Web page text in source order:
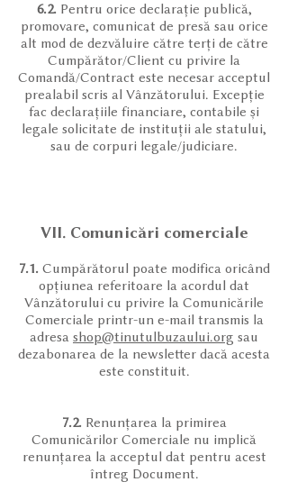
6.2. Pentru orice declarație publică,
promovare, comunicat de presă sau orice
alt mod de dezvăluire către terți de către
Cumpărător/Client cu privire la
Comandă/Contract este necesar acceptul
prealabil scris al Vânzătorului. Excepție
fac declarațiile financiare, contabile și
legale solicitate de instituții ale statului,
sau de corpuri legale/judiciare.
VII. Comunicări comerciale
7.1. Cumpărătorul poate modifica oricând
opțiunea referitoare la acordul dat
Vânzătorului cu privire la Comunicările
Comerciale printr-un e-mail transmis la
adresa shop@tinutulbuzaului.org sau
dezabonarea de la newsletter dacă acesta
este constituit.
7.2. Renunțarea la primirea
Comunicărilor Comerciale nu implică
renunțarea la acceptul dat pentru acest
întreg Document.